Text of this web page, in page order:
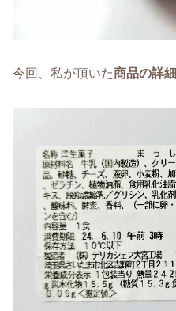
今回、私が頂いた商品の詳細